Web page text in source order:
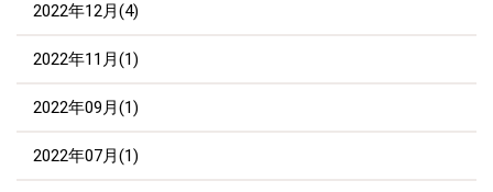
2022年12月(4)
2022年11月(1)
2022年09月(1)
2022年07月(1)